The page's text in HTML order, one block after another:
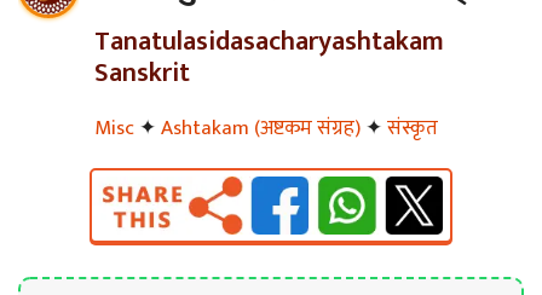
Tanatulasidasacharyashtakam
Sanskrit
Misc✦Ashtakam (अष्टकम संग्रह)✦संस्कृत